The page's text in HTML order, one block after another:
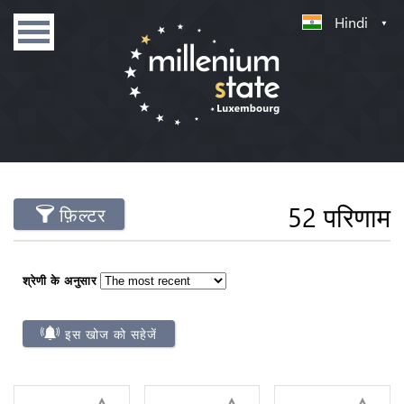
Hindi
फ़िल्टर 52 परिणाम
श्रेणी के अनुसार
इस खोज को सहेजें